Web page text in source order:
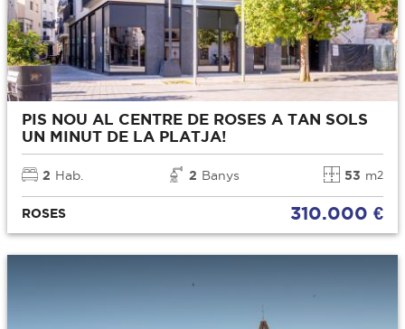
PIS NOU AL CENTRE DE ROSES A TAN SOLS
UN MINUT DE LA PLATJA!
2 Hab. 2 Banys 53 m2
ROSES 310.000 €